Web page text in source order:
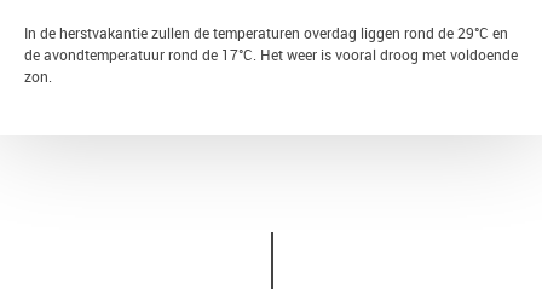
In de herstvakantie zullen de temperaturen overdag liggen rond de 29°C en
de avondtemperatuur rond de 17°C. Het weer is vooral droog met voldoende
zon.